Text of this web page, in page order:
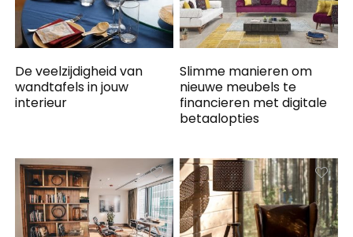
De veelzijdigheid van
wandtafels in jouw
interieur
Slimme manieren om
nieuwe meubels te
financieren met digitale
betaalopties